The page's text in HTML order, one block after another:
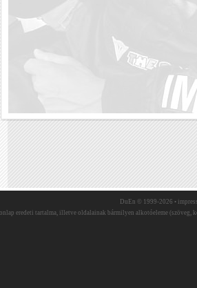
DuEn © 1999-2026 •
eredeti tartalma, illetve oldalainak bármilyen alkotóeleme (szöveg,